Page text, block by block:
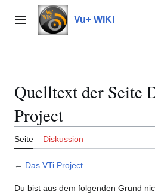
Inhalt
springenHauptmenü Vu+ WIKI
Quelltext der Seite
Project
Seite Diskussion
← Das VTi Project
Du bist aus dem folgenden Grund